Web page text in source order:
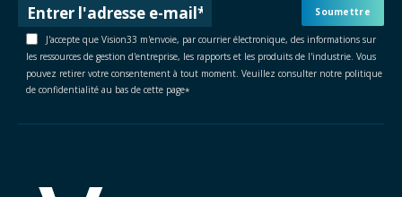
J'accepte que Vision33 m'envoie, par courrier électronique, des informations sur
les ressources de gestion d'entreprise, les rapports et les produits de l'industrie. Vous
pouvez retirer votre consentement à tout moment. Veuillez consulter notre politique
de confidentialité au bas de cette page*